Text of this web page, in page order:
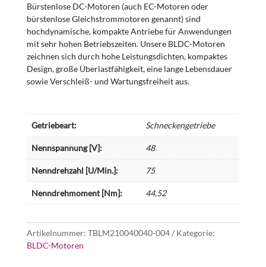
Bürstenlose DC-Motoren (auch EC-Motoren oder
bürstenlose Gleichstrommotoren genannt) sind
hochdynamische, kompakte Antriebe für Anwendungen
mit sehr hohen Betriebszeiten. Unsere BLDC-Motoren
zeichnen sich durch hohe Leistungsdichten, kompaktes
Design, große Überlastfähigkeit, eine lange Lebensdauer
sowie Verschleiß- und Wartungsfreiheit aus.
Getriebeart: Schneckengetriebe
Nennspannung [V]: 48
Nenndrehzahl [U/Min.]: 75
Nenndrehmoment [Nm]: 44,52
Artikelnummer: TBLM210040040-004
Kategorie:
BLDC-Motoren